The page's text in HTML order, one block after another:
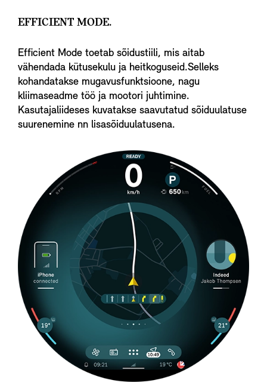
EFFICIENT MODE.
Efficient Mode toetab sõidustiili, mis aitab
vähendada kütusekulu ja heitkoguseid.Selleks
kohandatakse mugavusfunktsioone, nagu
kliimaseadme töö ja mootori juhtimine.
Kasutajaliideses kuvatakse saavutatud sõiduulatuse
suurenemine nn lisasõiduulatusena.